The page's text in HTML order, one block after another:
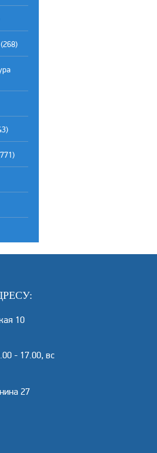
10
- 17.00, вс
27